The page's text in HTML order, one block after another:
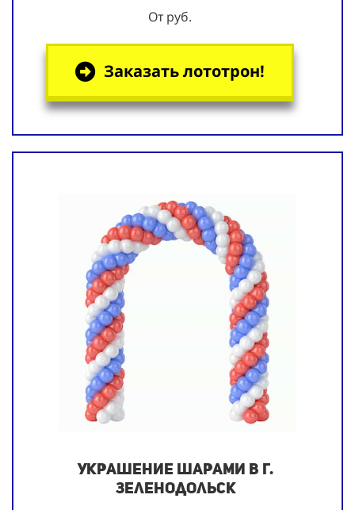
От руб.
Заказать лототрон!
Украшение шарами в г.
Зеленодольск